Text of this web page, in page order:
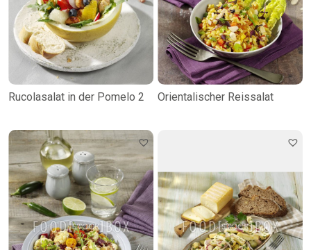
Rucolasalat in der Pomelo 2 Orientalischer Reissalat